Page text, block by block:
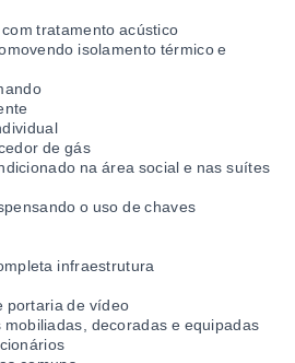
tratamento acústico
isolamento térmico e
de gás
na área social e nas suítes
o uso de chaves
infraestrutura
portaria de vídeo
decoradas e equipadas